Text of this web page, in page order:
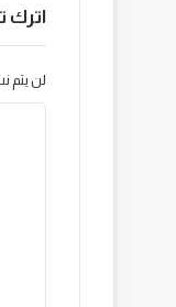
اترك
لن يتم